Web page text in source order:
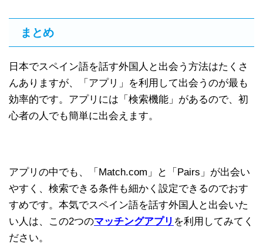
まとめ
日本でスペイン語を話す外国人と出会う方法はたくさ
んありますが、「アプリ」を利用して出会うのが最も
効率的です。アプリには「検索機能」があるので、初
心者の人でも簡単に出会えます。
アプリの中でも、「Match.com」と「Pairs」が出会い
やすく、検索できる条件も細かく設定できるのでおす
すめです。本気でスペイン語を話す外国人と出会いた
い人は、この2つのマッチングアプリ を利用してみてく
ださい。